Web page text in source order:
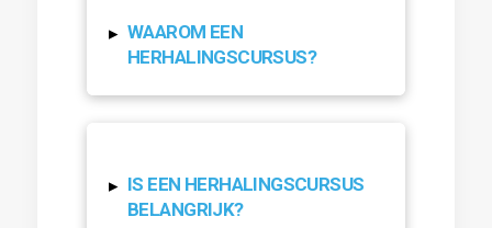
▸ WAAROM EEN
HERHALINGSCURSUS?
▸ IS EEN HERHALINGSCURSUS
BELANGRIJK?